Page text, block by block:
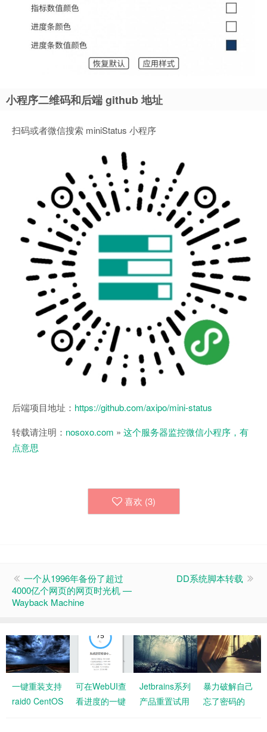
小程序二维码和后端 github 地址
扫码或者微信搜索 miniStatus 小程序
后端项目地址： https://github.com/axipo/mini-status
转载请注明： nosoxo.com » 这个服务器监控微信小程序，有
点意思
喜欢 (3)
一个从1996年备份了超过
4000亿个网页的网页时光机 —
Wayback Machine
DD系统脚本转载
一键重装支持
raid0 CentOS
可在WebUI查
看进度的一键
Jetbrains系列
产品重置试用
暴力破解自己
忘了密码的